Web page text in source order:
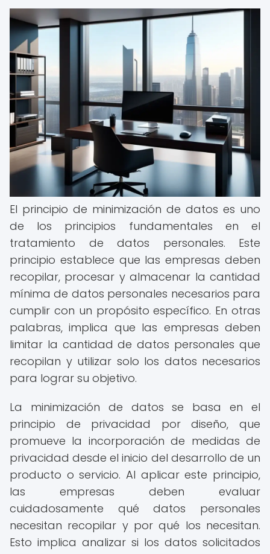
El principio de minimización de datos es uno
de los principios fundamentales en el
tratamiento de datos personales. Este
principio establece que las empresas deben
recopilar, procesar y almacenar la cantidad
mínima de datos personales necesarios para
cumplir con un propósito específico. En otras
palabras, implica que las empresas deben
limitar la cantidad de datos personales que
recopilan y utilizar solo los datos necesarios
para lograr su objetivo.
La minimización de datos se basa en el
principio de privacidad por diseño, que
promueve la incorporación de medidas de
privacidad desde el inicio del desarrollo de un
producto o servicio. Al aplicar este principio,
las empresas deben evaluar
cuidadosamente qué datos personales
necesitan recopilar y por qué los necesitan.
Esto implica analizar si los datos solicitados